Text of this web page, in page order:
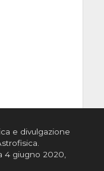
e divulgazione
4 giugno 2020,